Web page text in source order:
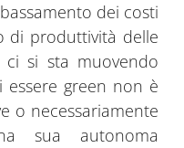
dei costi
di produttività delle
ci si sta muovendo
green non è
o necessariamente
sua autonoma